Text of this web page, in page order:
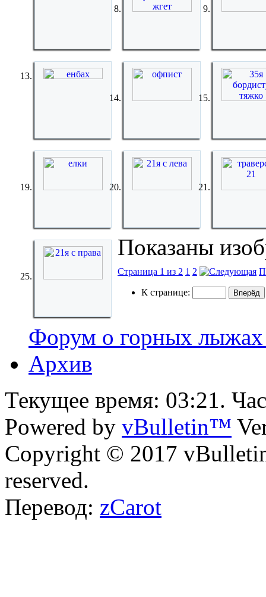
Показаны
Страница 1 из 2 1 2
К странице:
Форум о горных лыжах
Архив
Текущее время: 03:21.
Powered by vBulletin™
Copyright © 2017
reserved.
Перевод: zCarot